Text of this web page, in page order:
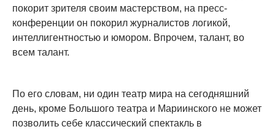
покорит зрителя своим мастерством, на пресс-
конференции он покорил журналистов логикой,
интеллигентностью и юмором. Впрочем, талант, во
всем талант.
По его словам, ни один театр мира на сегодняшний
день, кроме Большого театра и Мариинского не может
позволить себе классический спектакль в